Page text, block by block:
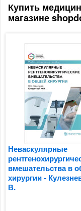
Купить
магазине
Неваскулярные
вмешательства в
хирургии -
В.